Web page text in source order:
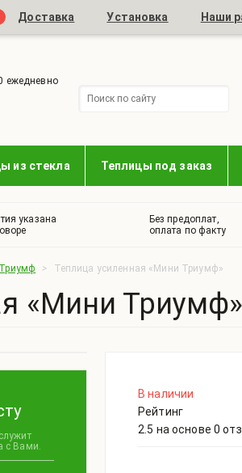
Доставка Установка Наши
ежедневно
из стекла Теплицы под заказ
указана
Без предоплат,
оплата по факту
> Теплица усиленная «Мини Триумф»
«Мини Триумф»
с Вами.
В наличии
Рейтинг
2.5 на основе 0